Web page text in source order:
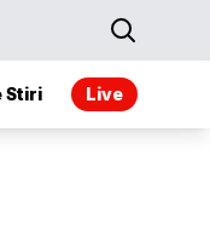
Stiri Live